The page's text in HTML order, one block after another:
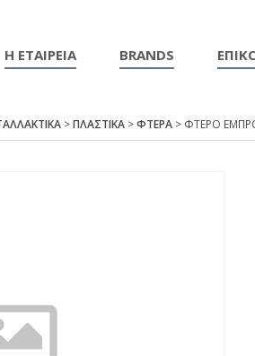
Η ΕΤΑΙΡΕΙΑ BRANDS
>ΠΛΑΣΤΙΚΑ>ΦΤΕΡΑ> ΦΤΕΡΟ